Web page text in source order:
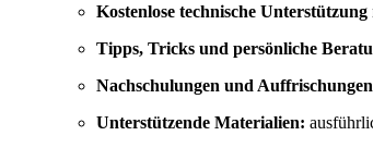
Kostenlose technische Unterstützung
Tipps, Tricks und persönliche
Nachschulungen und Auffrischungen
Unterstützende Materialien: